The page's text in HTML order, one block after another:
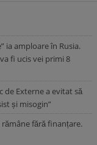
ia amploare în Rusia.
fi ucis vei primi 8
de Externe a evitat să
și misogin”
fără finanțare.